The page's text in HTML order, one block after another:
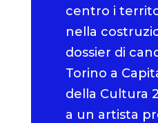
centro i
nella
dossier di
Torino a
della Cultura
a un artista